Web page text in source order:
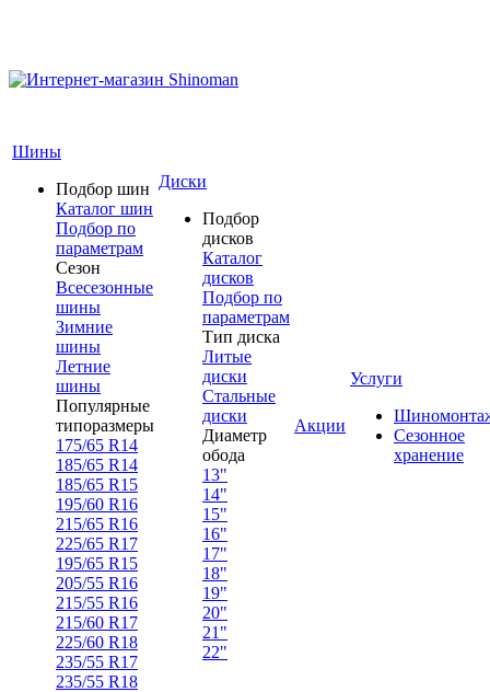
Шины
Подбор шин
Каталог шин
Подбор по
параметрам
Сезон
Всесезонные
шины
Зимние
шины
Летние
шины
Популярные
типоразмеры
175/65 R14
185/65 R14
185/65 R15
195/60 R16
215/65 R16
225/65 R17
195/65 R15
205/55 R16
215/55 R16
215/60 R17
225/60 R18
235/55 R17
235/55 R18
Диски
Подбор
дисков
Каталог
дисков
Подбор по
параметрам
Тип диска
Литые
диски
Стальные
диски
Диаметр
обода
13"
14"
15"
16"
17"
18"
19"
20"
21"
22"
Акции
Услуги
Сезонное
хранение